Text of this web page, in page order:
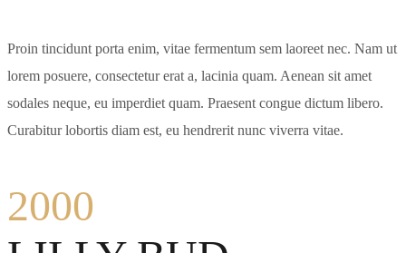
Proin tincidunt porta enim, vitae fermentum sem laoreet nec. Nam ut
lorem posuere, consectetur erat a, lacinia quam. Aenean sit amet
sodales neque, eu imperdiet quam. Praesent congue dictum libero.
Curabitur lobortis diam est, eu hendrerit nunc viverra vitae.
2000